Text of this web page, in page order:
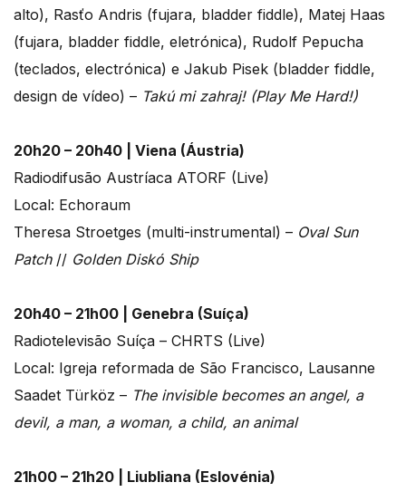
alto), Rasťo Andris (fujara, bladder fiddle), Matej Haas
(fujara, bladder fiddle, eletrónica), Rudolf Pepucha
(teclados, electrónica) e Jakub Pisek (bladder fiddle,
design de vídeo) – Takú mi zahraj! (Play Me Hard!)
20h20 – 20h40 | Viena (Áustria)
Radiodifusão Austríaca ATORF (Live)
Local: Echoraum
Theresa Stroetges (multi-instrumental) – Oval Sun
Patch// Golden Diskó Ship
20h40 – 21h00 | Genebra (Suíça)
Radiotelevisão Suíça – CHRTS (Live)
Local: Igreja reformada de São Francisco, Lausanne
Saadet Türköz – The invisible becomes an angel, a
devil, a man, a woman, a child, an animal
21h00 – 21h20 | Liubliana (Eslovénia)